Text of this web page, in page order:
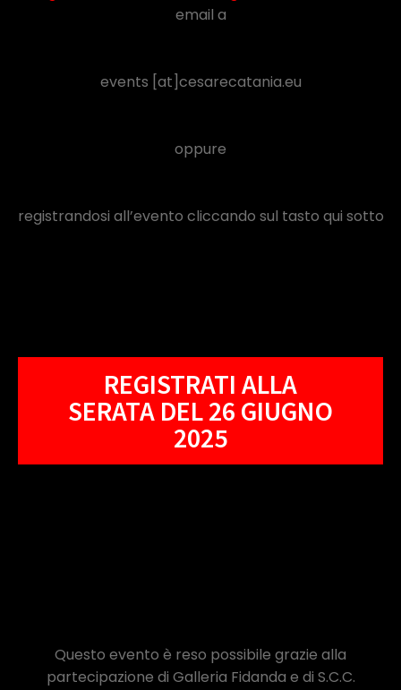
email a
events [at]cesarecatania.eu
oppure
registrandosi all’evento cliccando sul tasto qui sotto
REGISTRATI ALLA
SERATA DEL 26 GIUGNO
2025
Questo evento è reso possibile grazie alla
partecipazione di Galleria Fidanda e di S.C.C.